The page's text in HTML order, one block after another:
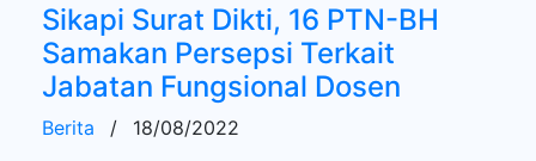
Sikapi Surat Dikti, 16 PTN-BH
Samakan Persepsi Terkait
Jabatan Fungsional Dosen
Berita / 18/08/2022